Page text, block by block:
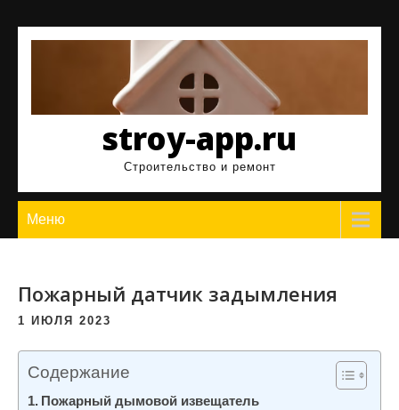
stroy-app.ru
Строительство и ремонт
Меню
Пожарный датчик задымления
1 ИЮЛЯ 2023
Содержание
Пожарный дымовой извещатель